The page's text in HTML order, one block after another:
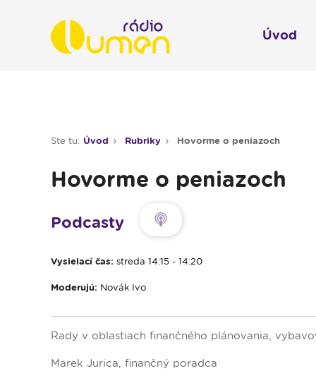
Ste tu: Úvod Rubriky Hovorme o peniazoch
Hovorme o peniazoch
Podcasty
Vysielací čas: streda 14:15 - 14:20
Moderujú: Novák Ivo
Rady v oblastiach finančného plánovania,
Marek Jurica, finančný poradca
Úvod
Moderované relácie
Pre deti
Piesne na želanie
Rubriky